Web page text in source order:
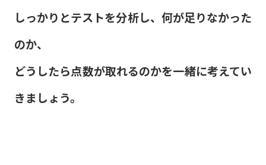
しっかりとテストを分析し、何が足りなかった
のか、
どうしたら点数が取れるのかを一緒に考えてい
きましょう。